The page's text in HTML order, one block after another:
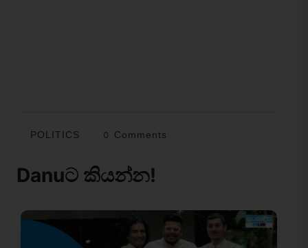
POLITICS 0 Comments